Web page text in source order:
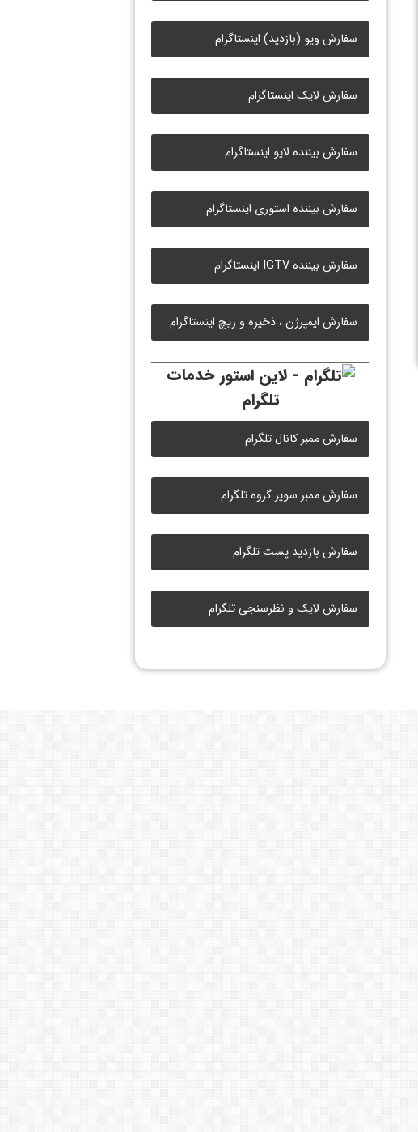
سفارش ویو (بازدید) اینستاگرام
سفارش لایک اینستاگرام
سفارش بیننده لایو اینستاگرام
سفارش بیننده استوری اینستاگرام
سفارش بیننده IGTV اینستاگرام
سفارش ایمپرژن ، ذخیره و ریچ اینستاگرام
خدمات
تلگرام
سفارش ممبر کانال تلگرام
سفارش ممبر سوپر گروه تلگرام
سفارش بازدید پست تلگرام
سفارش لایک و نظرسنجی تلگرام